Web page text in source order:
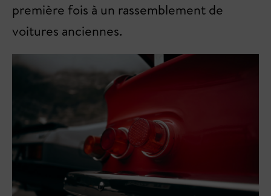
première fois à un rassemblement de
voitures anciennes.